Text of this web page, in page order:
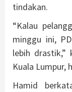
tindakan.
“Kalau
minggu ini,
lebih drastik,”
Kuala Lumpur,
Hamid